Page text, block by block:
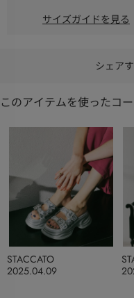
サイズガイドを見る
シェア
このアイテムを使ったコ
2025.04.09
STACCATO